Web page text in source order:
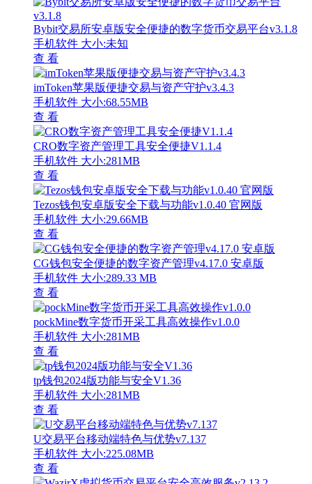
Bybit交易所安卓版安全便捷的数字货币交易平台v3.1.8
手机软件 大小:未知
查 看
imToken苹果版便捷交易与资产守护v3.4.3
手机软件 大小:68.55MB
查 看
CRO数字资产管理工具安全便捷V1.1.4
手机软件 大小:281MB
查 看
Tezos钱包安卓版安全下载与功能v1.0.40 官网版
手机软件 大小:29.66MB
查 看
CG钱包安全便捷的数字资产管理v4.17.0 安卓版
手机软件 大小:289.33 MB
查 看
pockMine数字货币开采工具高效操作v1.0.0
手机软件 大小:281MB
查 看
tp钱包2024版功能与安全V1.36
手机软件 大小:281MB
查 看
U交易平台移动端特色与优势v7.137
手机软件 大小:225.08MB
查 看